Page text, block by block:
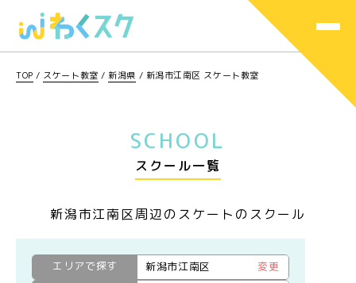
TOP / スケート教室 /新潟県 / 新潟市江南区 スケート教室
SCHOOL
スクール一覧
新潟市江南区周辺のスケートのスクール
エリアで探す 新潟市江南区
変更